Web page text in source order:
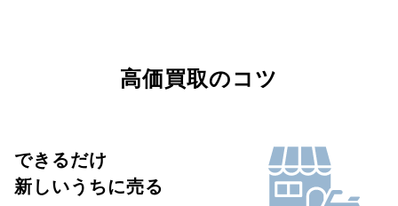
高価買取のコツ
できるだけ
新しいうちに売る